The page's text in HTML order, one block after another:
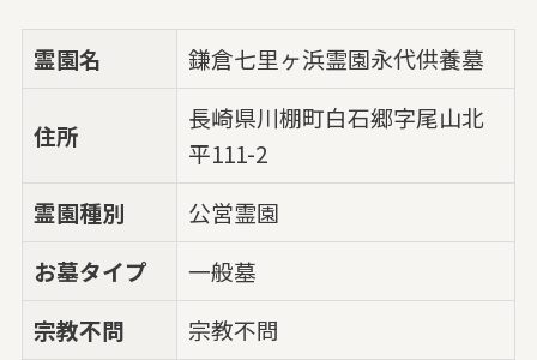
霊園名 鎌倉七里ヶ浜霊園永代供養墓
住所
長崎県川棚町白石郷字尾山北
平111-2
霊園種別
公営霊園
お墓タイプ
一般墓
宗教不問
宗教不問